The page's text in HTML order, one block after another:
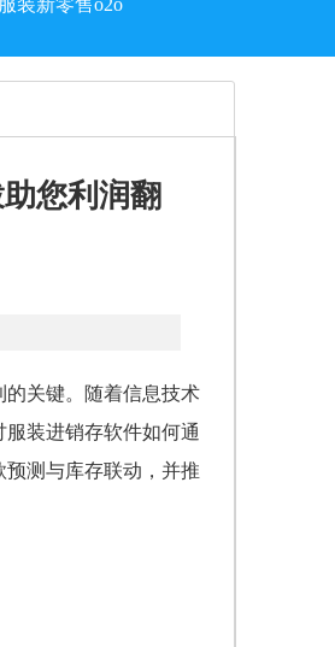
服装新零售o2o
您利润翻
关键。随着信息技术
装进销存软件如何通
测与库存联动，并推